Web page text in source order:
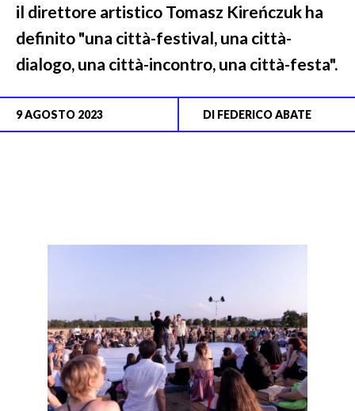
il direttore artistico Tomasz Kireńczuk ha
definito "una città-festival, una città-
dialogo, una città-incontro, una città-festa".
9 AGOSTO 2023 DI FEDERICO ABATE